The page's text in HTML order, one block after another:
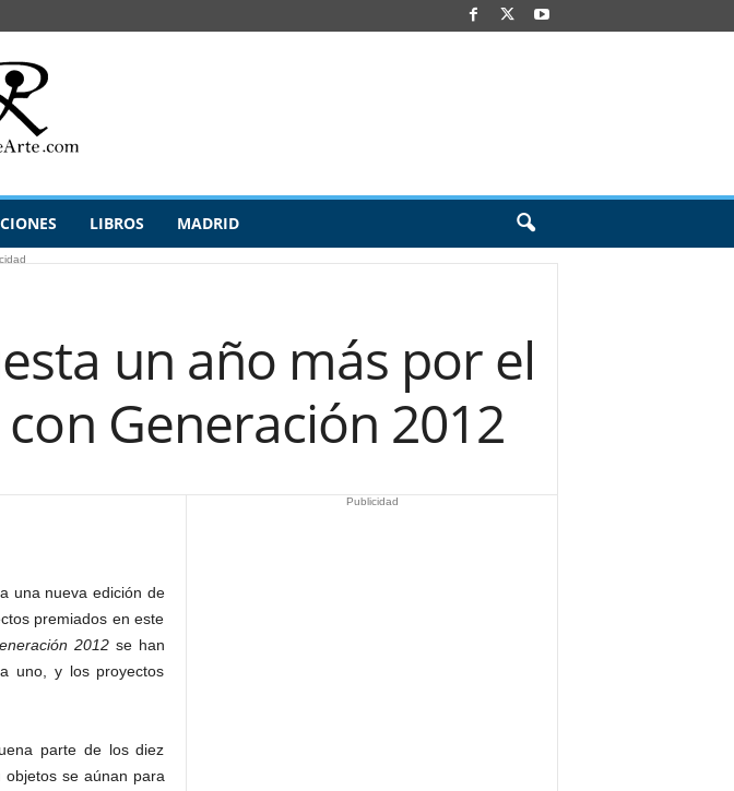
LIBROS MADRID
un año más por el
Generación 2012
una nueva edición de
premiados en este
2012 se han
uno, y los proyectos
parte de los diez
objetos se aúnan para
Publicidad